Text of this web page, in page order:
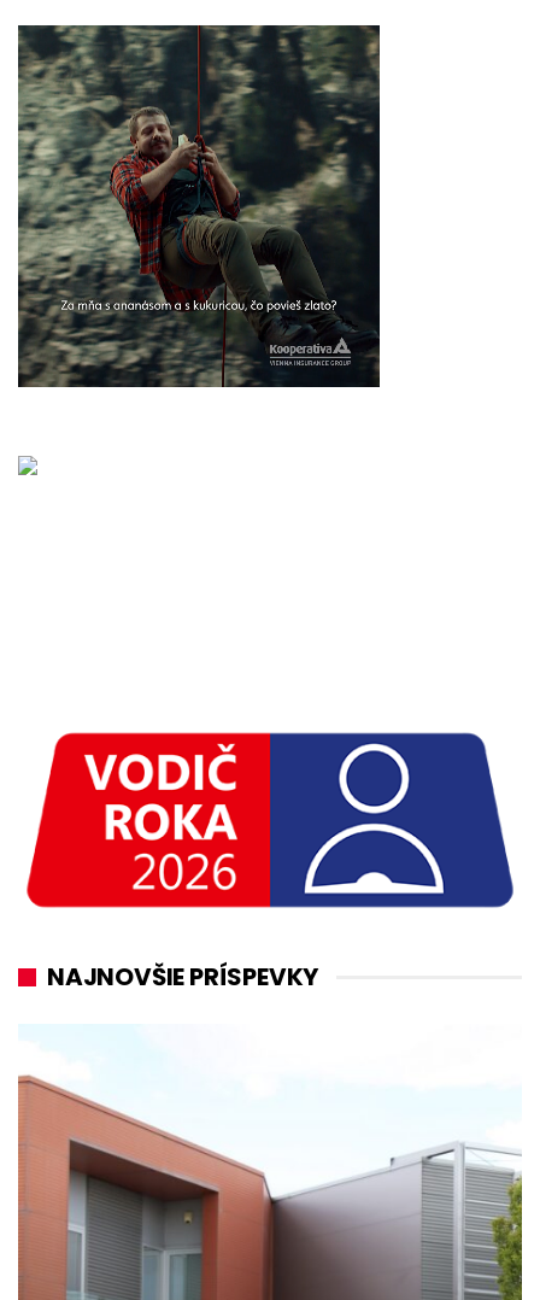
NAJNOVŠIE PRÍSPEVKY